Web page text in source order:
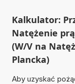
Kalkulator:
Natężenie
(W/V na
Plancka)
Aby uzyskać